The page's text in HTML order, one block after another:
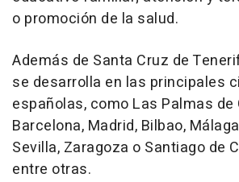
o promoción de la salud.
Además de Santa Cruz de
se desarrolla en las principales
españolas, como Las Palmas de
Barcelona, Madrid, Bilbao,
Sevilla, Zaragoza o Santiago de
entre otras.